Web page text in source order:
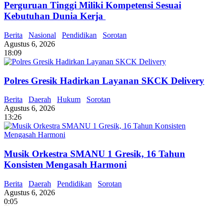
Perguruan Tinggi Miliki Kompetensi Sesuai
Kebutuhan Dunia Kerja
Berita Nasional Pendidikan
Sorotan
Agustus 6, 2026
18:09
Polres Gresik Hadirkan Layanan SKCK Delivery
Berita Daerah Hukum
Sorotan
Agustus 6, 2026
13:26
Musik Orkestra SMANU 1 Gresik, 16 Tahun
Konsisten Mengasah Harmoni
Berita Daerah Pendidikan
Sorotan
Agustus 6, 2026
0:05